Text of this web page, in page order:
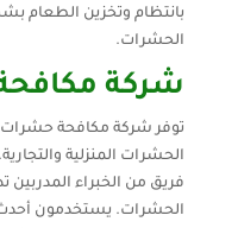
بانتظام وتخزين الطعام
الحشرات.
شركة
توفر شركة مكافحة
الحشرات المنزلية
فريق من الخبراء المدربين
الحشرات. يستخدمون أحدث